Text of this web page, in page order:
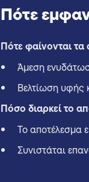
Πότε
Πότε φαίνονται
Άμεση
Βελτίωση υφής
Πόσο διαρκεί το
Το αποτέλεσμα
Συνιστάται